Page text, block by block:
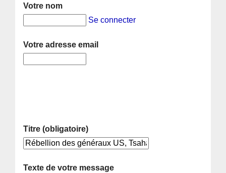
Votre nom
Se connecter
Votre adresse email
Titre (obligatoire)
Texte de votre message